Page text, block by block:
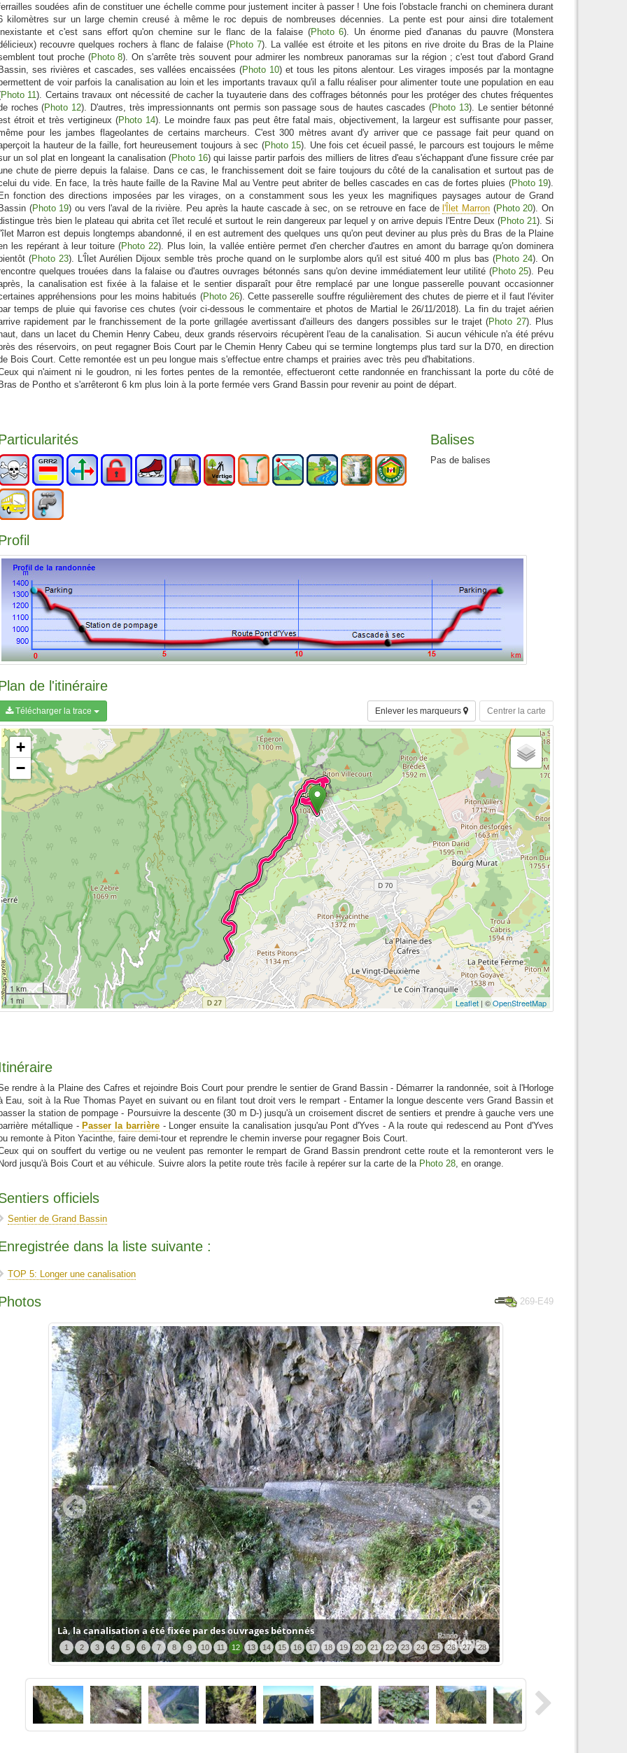
soudées afin de constituer une échelle comme pour justement inciter à passer ! Une fois l'obstacle franchi on cheminera durant
kilomètres sur un large chemin creusé à même le roc depuis de nombreuses décennies. La pente est pour ainsi dire totalement
et c'est sans effort qu'on chemine sur le flanc de la falaise (Photo 6). Un énorme pied d'ananas du pauvre (Monstera
recouvre quelques rochers à flanc de falaise (Photo 7). La vallée est étroite et les pitons en rive droite du Bras de la Plaine
tout proche (Photo 8). On s'arrête très souvent pour admirer les nombreux panoramas sur la région ; c'est tout d'abord Grand
Bassin, ses rivières et cascades, ses vallées encaissées (Photo 10) et tous les pitons alentour. Les virages imposés par la montagne
de voir parfois la canalisation au loin et les importants travaux qu'il a fallu réaliser pour alimenter toute une population en eau
Photo 11). Certains travaux ont nécessité de cacher la tuyauterie dans des coffrages bétonnés pour les protéger des chutes fréquentes
roches (Photo 12). D'autres, très impressionnants ont permis son passage sous de hautes cascades (Photo 13). Le sentier bétonné
étroit et très vertigineux (Photo 14). Le moindre faux pas peut être fatal mais, objectivement, la largeur est suffisante pour passer,
pour les jambes flageolantes de certains marcheurs. C'est 300 mètres avant d'y arriver que ce passage fait peur quand on
la hauteur de la faille, fort heureusement toujours à sec (Photo 15). Une fois cet écueil passé, le parcours est toujours le même
un sol plat en longeant la canalisation (Photo 16) qui laisse partir parfois des milliers de litres d'eau s'échappant d'une fissure crée par
chute de pierre depuis la falaise. Dans ce cas, le franchissement doit se faire toujours du côté de la canalisation et surtout pas de
du vide. En face, la très haute faille de la Ravine Mal au Ventre peut abriter de belles cascades en cas de fortes pluies (Photo 19).
En fonction des directions imposées par les virages, on a constamment sous les yeux les magnifiques paysages autour de Grand
Bassin (Photo 19) ou vers l'aval de la rivière. Peu après la haute cascade à sec, on se retrouve en face de l'Îlet Marron (Photo 20). On
très bien le plateau qui abrita cet îlet reculé et surtout le rein dangereux par lequel y on arrive depuis l'Entre Deux (Photo 21). Si
l'îlet Marron est depuis longtemps abandonné, il en est autrement des quelques uns qu'on peut deviner au plus près du Bras de la Plaine
les repérant à leur toiture (Photo 22). Plus loin, la vallée entière permet d'en chercher d'autres en amont du barrage qu'on dominera
bientôt (Photo 23). L'Îlet Aurélien Dijoux semble très proche quand on le surplombe alors qu'il est situé 400 m plus bas (Photo 24). On
quelques trouées dans la falaise ou d'autres ouvrages bétonnés sans qu'on devine immédiatement leur utilité (Photo 25). Peu
la canalisation est fixée à la falaise et le sentier disparaît pour être remplacé par une longue passerelle pouvant occasionner
appréhensions pour les moins habitués (Photo 26). Cette passerelle souffre régulièrement des chutes de pierre et il faut l'éviter
temps de pluie qui favorise ces chutes (voir ci-dessous le commentaire et photos de Martial le 26/11/2018). La fin du trajet aérien
rapidement par le franchissement de la porte grillagée avertissant d'ailleurs des dangers possibles sur le trajet (Photo 27). Plus
haut, dans un lacet du Chemin Henry Cabeu, deux grands réservoirs récupèrent l'eau de la canalisation. Si aucun véhicule n'a été prévu
des réservoirs, on peut regagner Bois Court par le Chemin Henry Cabeu qui se termine longtemps plus tard sur la D70, en direction
Bois Court. Cette remontée est un peu longue mais s'effectue entre champs et prairies avec très peu d'habitations.
qui n'aiment ni le goudron, ni les fortes pentes de la remontée, effectueront cette randonnée en franchissant la porte du côté de
Bras de Pontho et s'arrêteront 6 km plus loin à la porte fermée vers Grand Bassin pour revenir au point de départ.
Balises
Pas de balises
de l'itinéraire
Télécharger la trace Centrer la carte
Enlever les marqueurs
+
−
1 km
1 mi
Leaflet | ©OpenStreetMap
rendre à la Plaine des Cafres et rejoindre Bois Court pour prendre le sentier de Grand Bassin - Démarrer la randonnée, soit à l'Horloge
Eau, soit à la Rue Thomas Payet en suivant ou en filant tout droit vers le rempart - Entamer la longue descente vers Grand Bassin et
la station de pompage - Poursuivre la descente (30 m D-) jusqu'à un croisement discret de sentiers et prendre à gauche vers une
barrière métallique - Passer la barrière- Longer ensuite la canalisation jusqu'au Pont d'Yves - A la route qui redescend au Pont d'Yves
remonte à Piton Yacinthe, faire demi-tour et reprendre le chemin inverse pour regagner Bois Court.
qui on souffert du vertige ou ne veulent pas remonter le rempart de Grand Bassin prendront cette route et la remonteront vers le
Nord jusqu'à Bois Court et au véhicule. Suivre alors la petite route très facile à repérer sur la carte de la Photo 28, en orange.
officiels
Sentier de Grand Bassin
dans la liste suivante :
TOP 5: Longer une canalisation
269-E49
Là, la canalisation a été fixée par des ouvrages bétonnés
1 2 3 4 5 6 7 8 9 10 11 12 13 14 15 16 17 18 19 20 21 22 23 24 25 26 27 28